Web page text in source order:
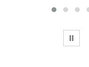
WSTRZYMAJ